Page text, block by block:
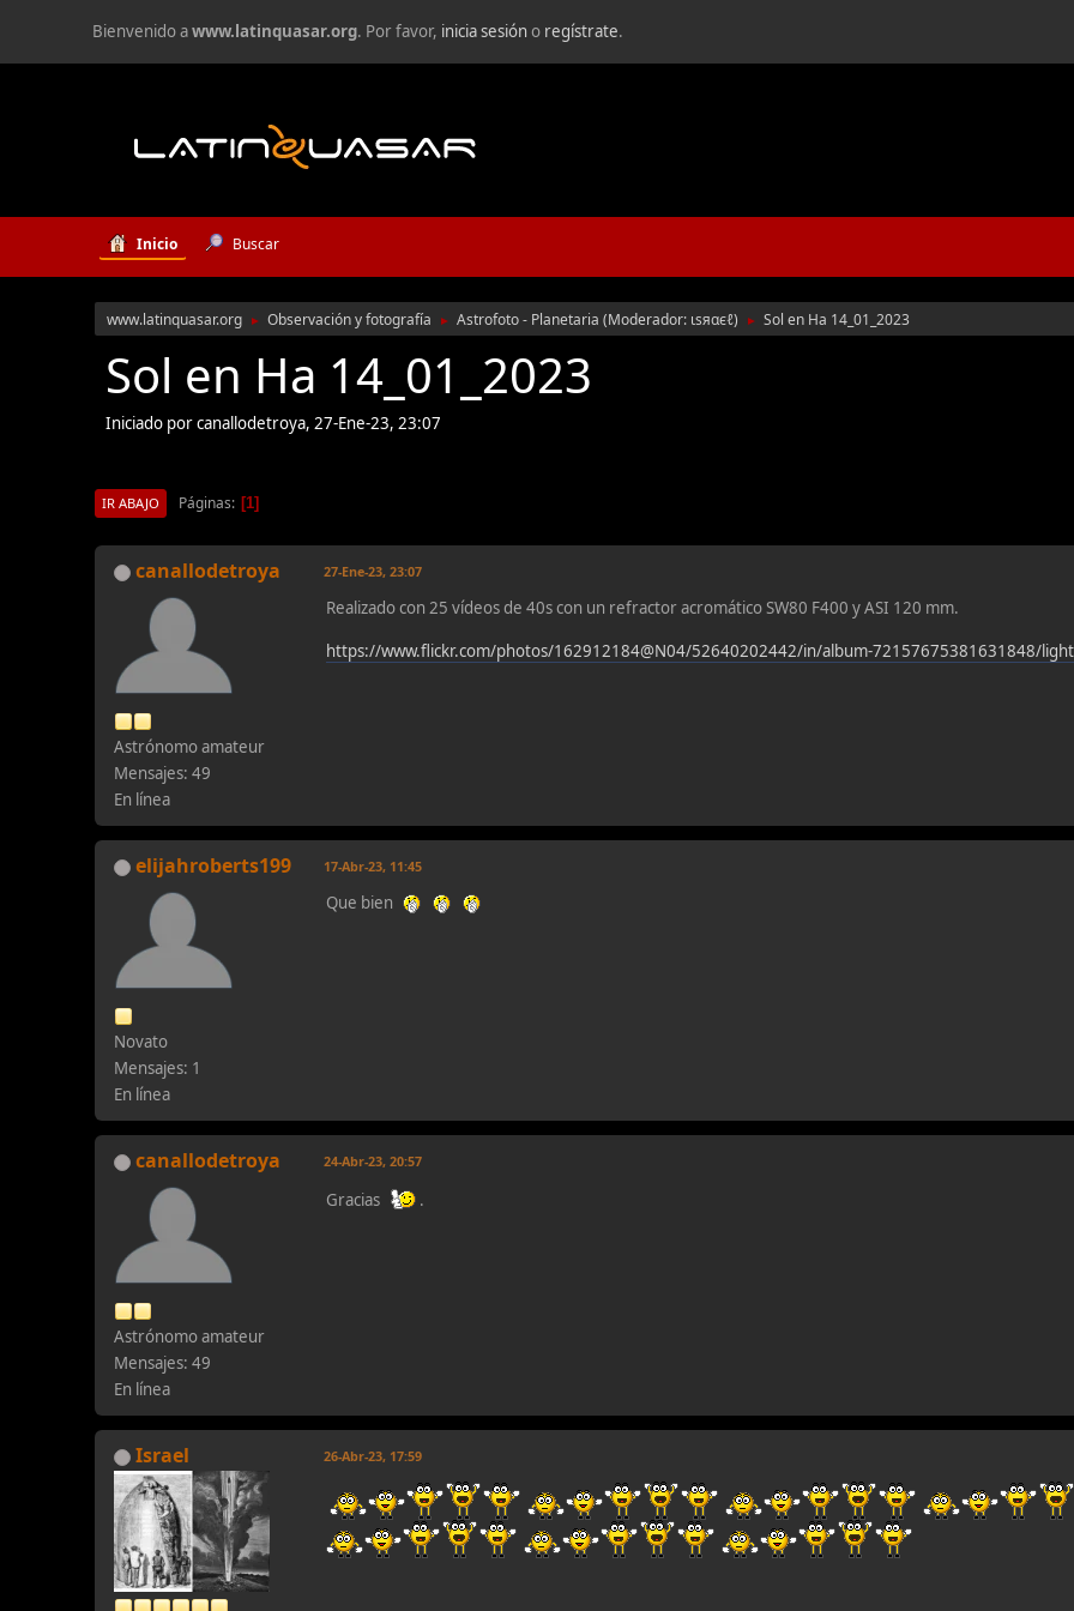
Bienvenido awww.latinquasar.org. Por favor, inicia sesióno regístrate.
Inicio Buscar
www.latinquasar.org ► Observación y fotografía ► Astrofoto - Planetaria (Moderador: ιѕяαєℓ) ► Sol en Ha 14_01_2023
Sol en Ha 14_01_2023
Iniciado por canallodetroya, 27-Ene-23, 23:07
IR ABAJO Páginas 1
canallodetroya
Astrónomo amateur
Mensajes: 49
En línea
27-Ene-23, 23:07
Realizado con 25 vídeos de 40s con un refractor acromático SW80 F400 y ASI 120 mm.
https://www.flickr.com/photos/162912184@N04/52640202442/in/album-72157675381631848/
elijahroberts199
Novato
Mensajes: 1
En línea
17-Abr-23, 11:45
Que bien
canallodetroya
Astrónomo amateur
Mensajes: 49
En línea
24-Abr-23, 20:57
Gracias .
Israel 26-Abr-23, 17:59